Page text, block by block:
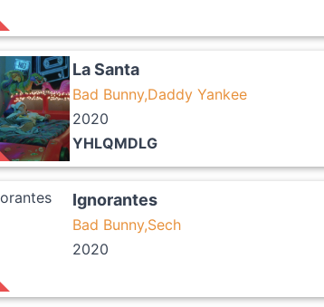
La Santa
Bad Bunny,Daddy Yankee
2020
YHLQMDLG
Ignorantes
Bad Bunny,Sech
2020